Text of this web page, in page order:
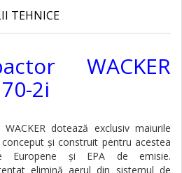
TEHNICE
WACKER
2i
dotează exclusiv maiurile
și construit pentru acestea
Europene și EPA de emisie.
elimină aerul din sistemul de